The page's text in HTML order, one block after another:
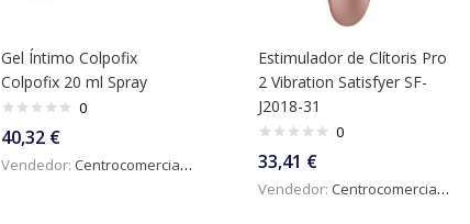
Gel Íntimo Colpofix
Colpofix 20 ml Spray
0
40,32 €
Vendedor: Centrocomercialdigital
Estimulador de Clítoris Pro
2 Vibration Satisfyer SF-
J2018-31
0
33,41 €
Vendedor: Centrocomercialdigital